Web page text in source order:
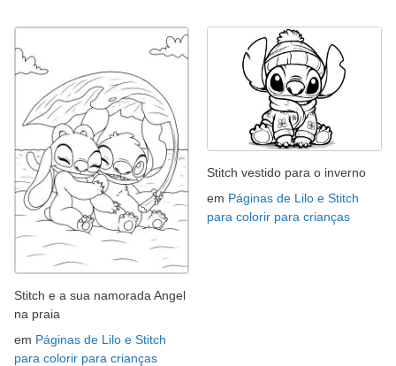
Stitch e a sua namorada Angel
na praia
em Páginas de Lilo e Stitch
para colorir para crianças
Stitch vestido para o inverno
em Páginas de Lilo e Stitch
para colorir para crianças